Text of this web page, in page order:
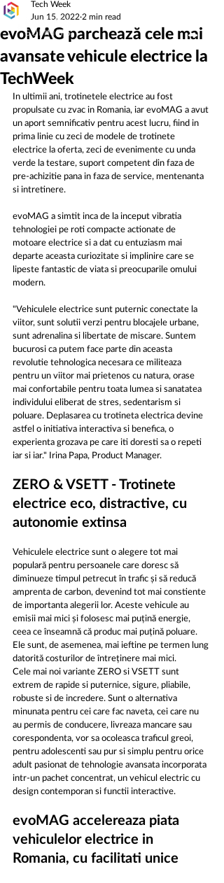
evoMAG parchează cele mai
avansate vehicule electrice la
TechWeek
Tech Week
Jun 15, 2022 2 min read
In ultimii ani, trotinetele electrice au fost
propulsate cu zvac in Romania, iar evoMAG a avut
un aport semnificativ pentru acest lucru, fiind in
prima linie cu zeci de modele de trotinete
electrice la oferta, zeci de evenimente cu unda
verde la testare, suport competent din faza de
pre-achizitie pana in faza de service, mentenanta
si intretinere.
evoMAG a simtit inca de la inceput vibratia
tehnologiei pe roti compacte actionate de
motoare electrice si a dat cu entuziasm mai
departe aceasta curiozitate si implinire care se
lipeste fantastic de viata si preocuparile omului
modern.
"Vehiculele electrice sunt puternic conectate la
viitor, sunt solutii verzi pentru blocajele urbane,
sunt adrenalina si libertate de miscare. Suntem
bucurosi ca putem face parte din aceasta
revolutie tehnologica necesara ce militeaza
pentru un viitor mai prietenos cu natura, orase
mai confortabile pentru toata lumea si sanatatea
individului eliberat de stres, sedentarism si
poluare. Deplasarea cu trotineta electrica devine
astfel o initiativa interactiva si benefica, o
experienta grozava pe care iti doresti sa o repeti
iar si iar." Irina Papa, Product Manager.
ZERO & VSETT - Trotinete
electrice eco, distractive, cu
autonomie extinsa
Vehiculele electrice sunt o alegere tot mai
populară pentru persoanele care doresc să
diminueze timpul petrecut în trafic și să reducă
amprenta de carbon, devenind tot mai constiente
de importanta alegerii lor. Aceste vehicule au
emisii mai mici și folosesc mai puțină energie,
ceea ce înseamnă că produc mai puțină poluare.
Ele sunt, de asemenea, mai ieftine pe termen lung
datorită costurilor de întreținere mai mici.
Cele mai noi variante ZERO si VSETT sunt
extrem de rapide si puternice, sigure, pliabile,
robuste si de incredere. Sunt o alternativa
minunata pentru cei care fac naveta, cei care nu
au permis de conducere, livreaza mancare sau
corespondenta, vor sa ocoleasca traficul greoi,
pentru adolescenti sau pur si simplu pentru orice
adult pasionat de tehnologie avansata incorporata
intr-un pachet concentrat, un vehicul electric cu
design contemporan si functii interactive.
evoMAG accelereaza piata
vehiculelor electrice in
Romania, cu facilitati unice